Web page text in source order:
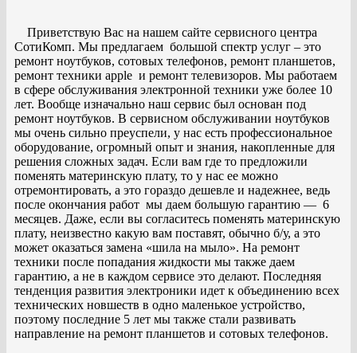
Приветствую Вас на нашем сайте сервисного центра
СотиКомп. Мы предлагаем большой спектр услуг – это
ремонт ноутбуков, сотовых телефонов, ремонт планшетов,
ремонт техники apple и ремонт телевизоров. Мы работаем
в сфере обслуживания электронной техники уже более 10
лет. Вообще изначально наш сервис был основан под
ремонт ноутбуков. В сервисном обслуживании ноутбуков
мы очень сильно преуспели, у нас есть профессиональное
оборудование, огромный опыт и знания, накопленные для
решения сложных задач. Если вам где то предложили
поменять материнскую плату, то у нас ее можно
отремонтировать, а это гораздо дешевле и надежнее, ведь
после окончания работ мы даем большую гарантию — 6
месяцев. Даже, если вы согласитесь поменять материнскую
плату, неизвестно какую вам поставят, обычно б/у, а это
может оказаться замена «шила на мыло». На ремонт
техники после попадания жидкости мы также даем
гарантию, а не в каждом сервисе это делают. Последняя
тенденция развития электроники идет к объединению всех
технических новшеств в одно маленькое устройство,
поэтому последние 5 лет мы также стали развивать
направление на ремонт планшетов и сотовых телефонов.